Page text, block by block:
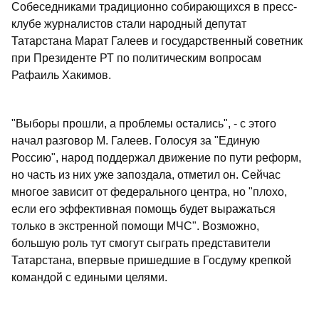
Собеседниками традиционно собирающихся в пресс-
клубе журналистов стали народный депутат
Татарстана Марат Галеев и государственный советник
при Президенте РТ по политическим вопросам
Рафаиль Хакимов.
"Выборы прошли, а проблемы остались", - с этого
начал разговор М. Галеев. Голосуя за "Единую
Россию", народ поддержал движение по пути реформ,
но часть из них уже запоздала, отметил он. Сейчас
многое зависит от федерального центра, но "плохо,
если его эффективная помощь будет выражаться
только в экстренной помощи МЧС". Возможно,
большую роль тут смогут сыграть представители
Татарстана, впервые пришедшие в Госдуму крепкой
командой с едиными целями.